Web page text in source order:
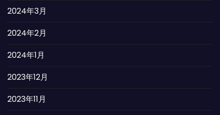
2024年3月
2024年2月
2024年1月
2023年12月
2023年11月